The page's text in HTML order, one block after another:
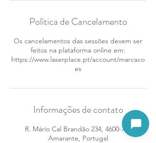
Política de Cancelamento
Os cancelamentos das sessões devem ser
feitos na plataforma online em:
https://www.laserplace.pt/account/marcaco
es
Informações de contato
R. Mário Cal Brandão 234, 4600-752
Amarante, Portugal
Abrir